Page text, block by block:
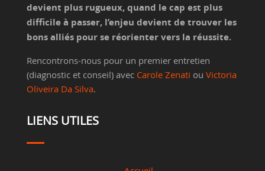
devient plus rugueux, quand le cap est plus
difficile à passer, l’enjeu devient de trouver les
bons alliés pour se réorienter vers la réussite.
Rencontrons-nous pour un premier entretien
(diagnostic et conseil) avec Carole Zenati ou Victoria
Oliveira Da Silva.
LIENS UTILES